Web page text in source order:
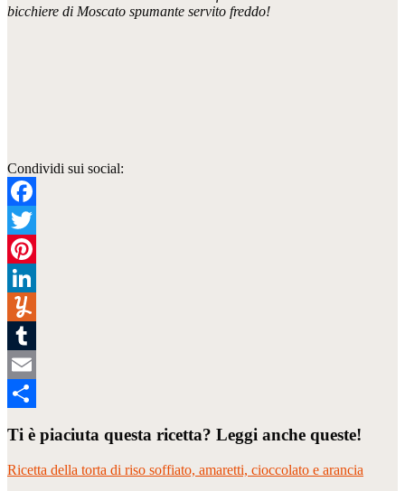
bicchiere di Moscato spumante servito freddo!
Condividi sui social:
Facebook
Twitter
Pinterest
LinkedIn
Yummly
Tumblr
Email
Ti è piaciuta questa ricetta? Leggi anche queste!
Ricetta della torta di riso soffiato, amaretti, cioccolato e arancia